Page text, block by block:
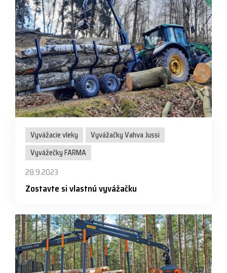
Vyvážacie vleky
Vyvážačky Vahva Jussi
Vyvážečky FARMA
28.9.2023
Zostavte si vlastnú vyvážačku